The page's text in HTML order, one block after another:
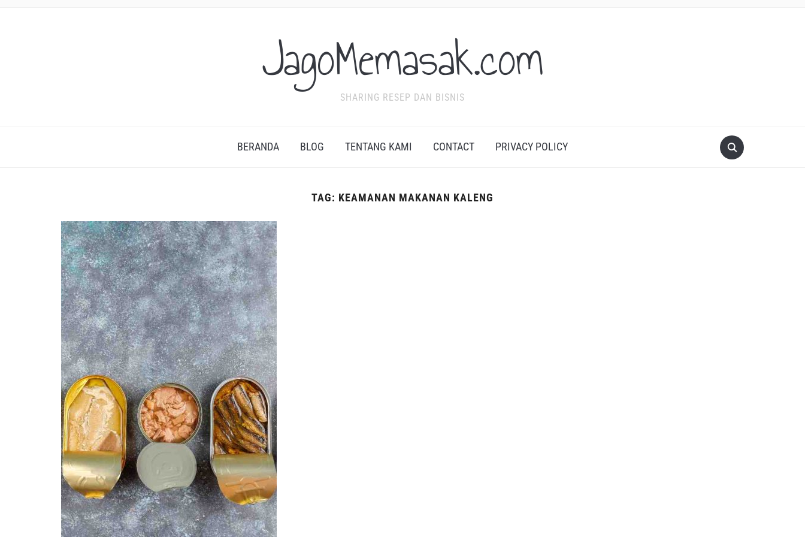
JagoMemasak.com
SHARING RESEP DAN BISNIS
BERANDA BLOG TENTANG KAMI CONTACT PRIVACY POLICY
TAG: KEAMANAN MAKANAN KALENG